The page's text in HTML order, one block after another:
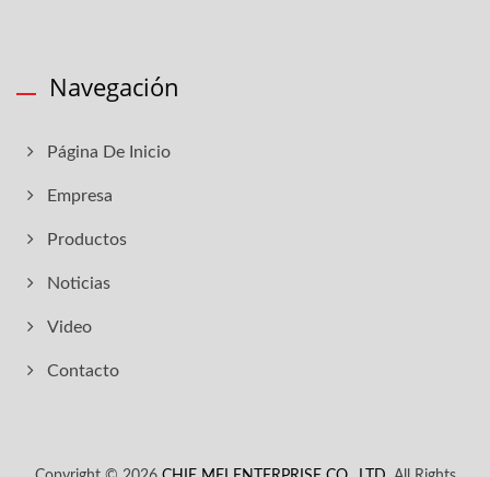
Navegación
Página De Inicio
Empresa
Productos
Noticias
Video
Contacto